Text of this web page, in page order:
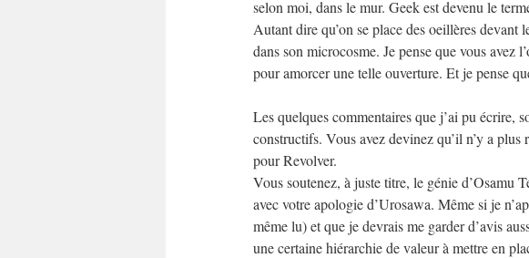
selon moi, dans le mur. Geek est devenu le
Autant dire qu’on se place des oeillères devant
dans son microcosme. Je pense que vous avez
pour amorcer une telle ouverture. Et je pense
Les quelques commentaires que j’ai pu écrire,
constructifs. Vous avez devinez qu’il n’y a
pour Revolver.
Vous soutenez, à juste titre, le génie d’Osamu
avec votre apologie d’Urosawa. Même si je
même lu) et que je devrais me garder d’avis
une certaine hiérarchie de valeur à mettre en